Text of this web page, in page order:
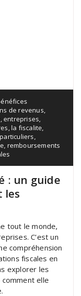
de revenus
,entreprises
,la fiscalite
particuliers
remboursements
: un guide
les
tout le monde,
C’est un
compréhension
fiscales en
explorer les
elle